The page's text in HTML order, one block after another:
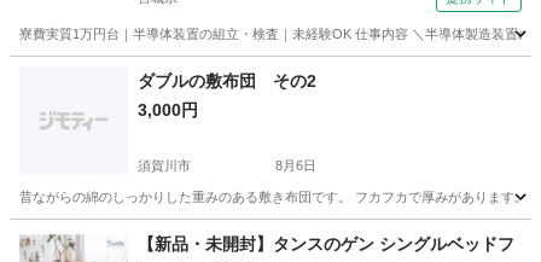
寮費実質1万円台｜半導体装置の組立・検査｜未経験OK 仕事内容 ＼半導体製造装置
ダブルの敷布団 その2
3,000円
須賀川市 8月6日
昔ながらの綿のしっかりした重みのある敷き布団です。 フカフカで厚みがあります。
福島 寝具 敷布団
【新品・未開封】タンスのゲン シングルベッドフ